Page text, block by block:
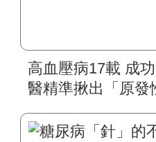
高血壓病17載 成
醫精準揪出「原發
因可斷病病灶